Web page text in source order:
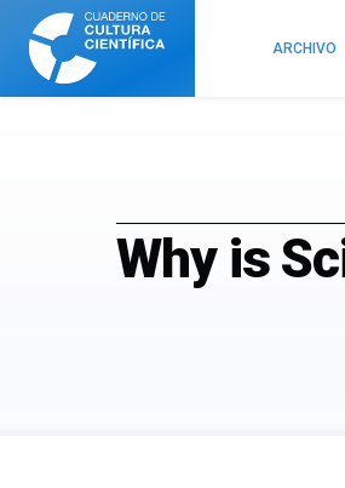
Cuaderno
Cultura
Científica
ARCHIVO
Why is